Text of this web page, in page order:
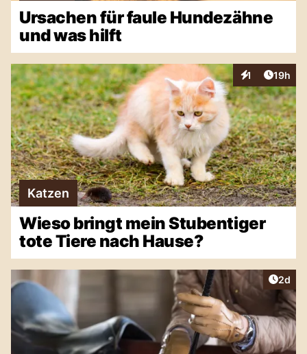
Ursachen für faule Hundezähne
und was hilft
1
Interaktionen
Artikel
19h
Katzen
Wieso bringt mein Stubentiger
tote Tiere nach Hause?
2d